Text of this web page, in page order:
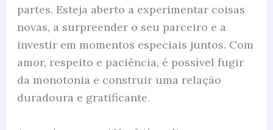
partes. Esteja aberto a experimentar coisas
novas, a surpreender o seu parceiro e a
investir em momentos especiais juntos. Com
amor, respeito e paciência, é possível fugir
da monotonia e construir uma relação
duradoura e gratificante.